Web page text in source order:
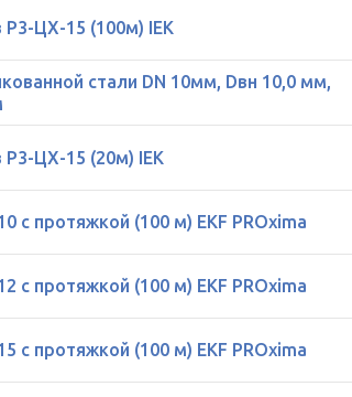
Р3-ЦХ-15 (100м) IEK
стали DN 10мм, Dвн 10,0 мм,
Р3-ЦХ-15 (20м) IEK
с протяжкой (100 м) EKF PROxima
с протяжкой (100 м) EKF PROxima
с протяжкой (100 м) EKF PROxima